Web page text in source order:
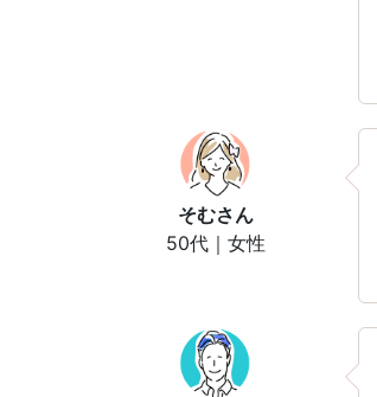
そむさん
50代｜女性